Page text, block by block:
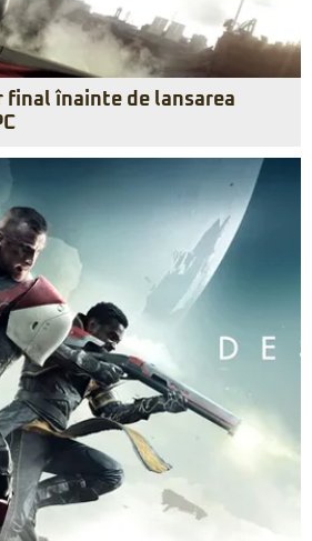
final înainte de lansarea